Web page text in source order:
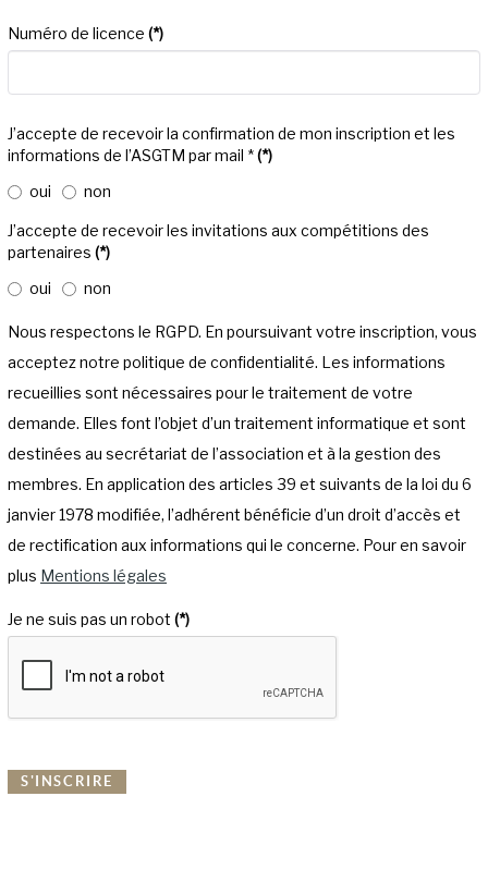
Numéro de licence (*)
J’accepte de recevoir la confirmation de mon inscription et les
informations de l’ASGTM par mail *(*)
oui
non
J’accepte de recevoir les invitations aux compétitions des
partenaires (*)
oui
non
Nous respectons le RGPD. En poursuivant votre inscription, vous
acceptez notre politique de confidentialité. Les informations
recueillies sont nécessaires pour le traitement de votre
demande. Elles font l’objet d’un traitement informatique et sont
destinées au secrétariat de l’association et à la gestion des
membres. En application des articles 39 et suivants de la loi du 6
janvier 1978 modifiée, l’adhérent bénéficie d’un droit d’accès et
de rectification aux informations qui le concerne. Pour en savoir
plus Mentions légales
Je ne suis pas un robot (*)